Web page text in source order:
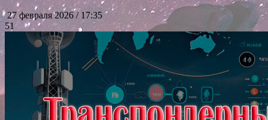
27 февраля 2026 / 17:35
51